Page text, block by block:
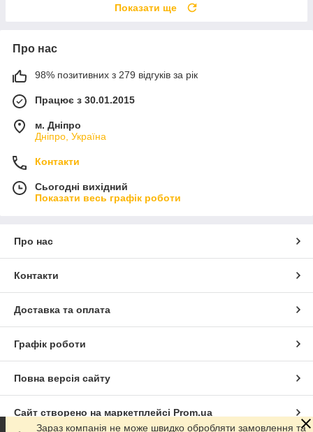
Показати ще
Про нас
98% позитивних з 279 відгуків за рік
Працює з 30.01.2015
м. Дніпро
Дніпро, Україна
Контакти
Сьогодні вихідний
Показати весь графік роботи
Про нас
Контакти
Доставка та оплата
Графік роботи
Повна версія сайту
Сайт створено на маркетплейсі Prom.ua
Зараз компанія не може швидко обробляти замовлення та